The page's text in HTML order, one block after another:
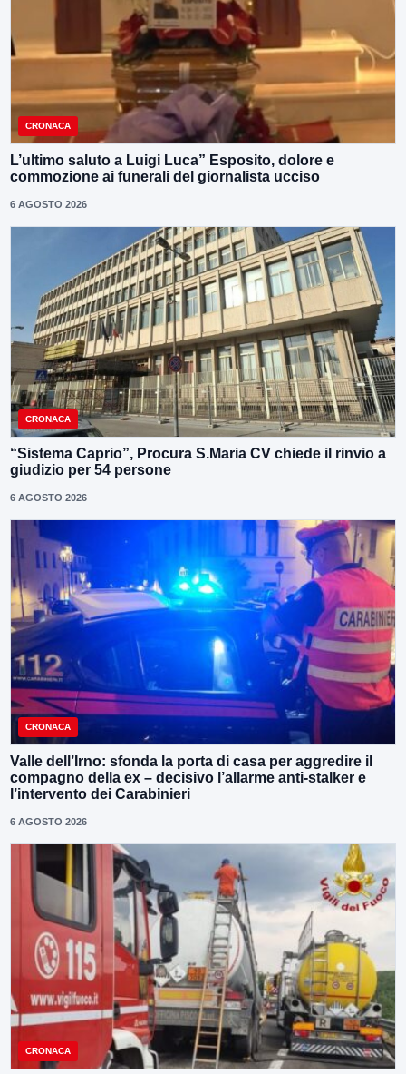
CRONACA
L’ultimo saluto a Luigi Luca” Esposito, dolore e
commozione ai funerali del giornalista ucciso
6 AGOSTO 2026
CRONACA
“Sistema Caprio”, Procura S.Maria CV chiede il rinvio a
giudizio per 54 persone
6 AGOSTO 2026
CRONACA
Valle dell’Irno: sfonda la porta di casa per aggredire il
compagno della ex – decisivo l’allarme anti-stalker e
l’intervento dei Carabinieri
6 AGOSTO 2026
CRONACA